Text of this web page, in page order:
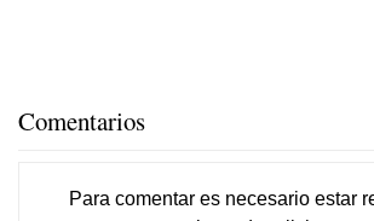
Comentarios
Para comentar es necesario estar